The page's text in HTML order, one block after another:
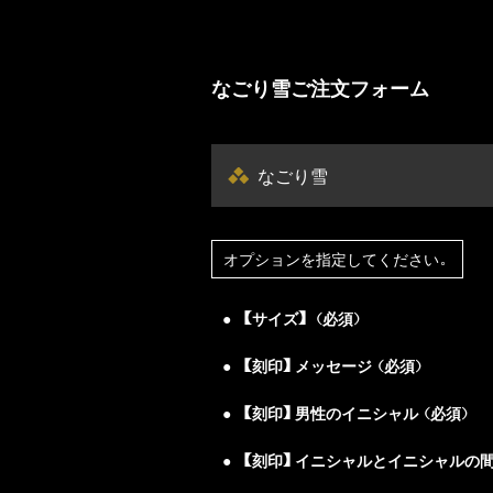
なごり雪ご注文フォーム
なごり雪
オプションを指定してください。
【サイズ】（必須）
【刻印】メッセージ（必須）
【刻印】男性のイニシャル（必須）
【刻印】イニシャルとイニシャルの